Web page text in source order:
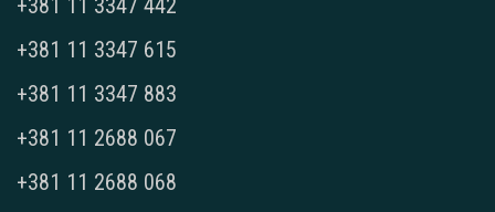
+381 11 3347 442
+381 11 3347 615
+381 11 3347 883
+381 11 2688 067
+381 11 2688 068